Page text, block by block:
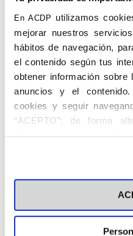
En ACDP utilizamos
mejorar nuestros
hábitos de navegación,
el contenido según tus
obtener información
anuncios y el
cookies y seguir
“ACEPTO”; de forma
información más
en el botón "Personalizar".
visitar nuestra Política de
CARRIÓN RUIZ,
15.3.1989. Juez.
Fue
fue Consejero
en 1964, habiendo
políticos en la
Alicante y Murcia.